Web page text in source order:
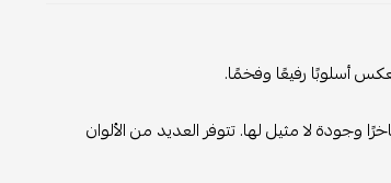
أسلوبًا رفيعًا وفخمًا.
وجودة لا مثيل لها. تتوفر العديد من الألوان